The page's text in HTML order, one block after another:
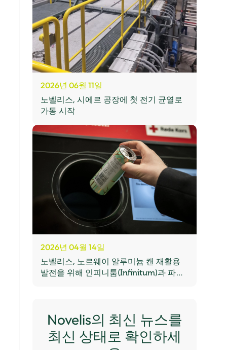
2026년 06월 11일
노벨리스, 시에르 공장에 첫 전기 균열로
가동 시작
2026년 04월 14일
노벨리스, 노르웨이 알루미늄 캔 재활용
발전을 위해 인피니툼(Infinitum)과 파트
Novelis의 최신 뉴스를
최신 상태로 확인하세